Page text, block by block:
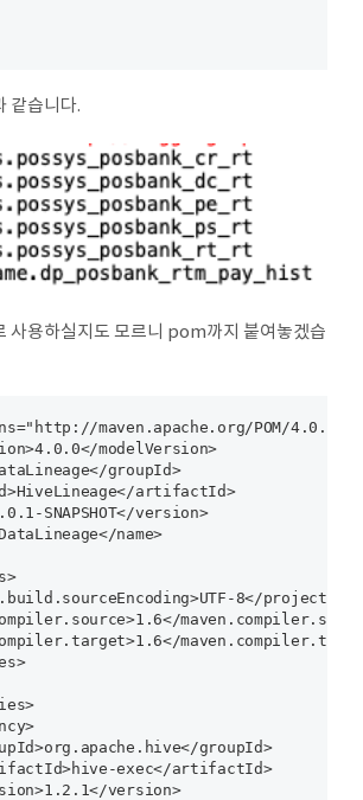
같습니다.
사용하실지도 모르니 pom까지 붙여놓겠습
maven.apache.org/POM/4.0.0"
modelVersion>
groupId>
artifactId>
SNAPSHOT</version>
name>
8</
groupId>
exec</artifactId>
version>